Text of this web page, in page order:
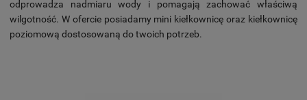
odprowadza nadmiaru wody i pomagają zachować właściwą
wilgotność. W ofercie posiadamy mini kiełkownicę oraz kiełkownicę
poziomową dostosowaną do twoich potrzeb.